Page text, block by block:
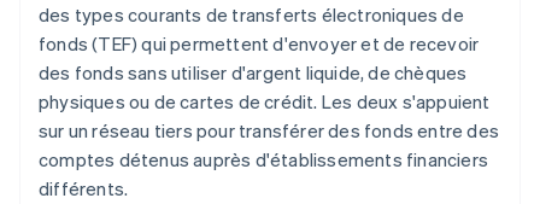
des types courants de transferts électroniques de
fonds (TEF) qui permettent d'envoyer et de recevoir
des fonds sans utiliser d'argent liquide, de chèques
physiques ou de cartes de crédit. Les deux s'appuient
sur un réseau tiers pour transférer des fonds entre des
comptes détenus auprès d'établissements financiers
différents.